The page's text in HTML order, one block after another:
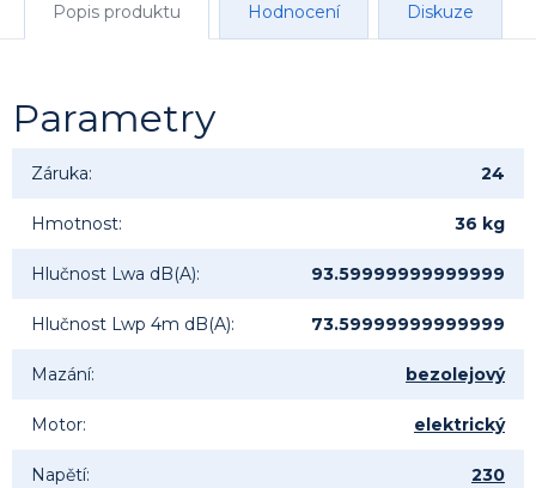
Popis produktu Hodnocení Diskuze
Parametry
Záruka: 24
Hmotnost: 36 kg
Hlučnost Lwa dB(A): 93.59999999999999
Hlučnost Lwp 4m dB(A): 73.59999999999999
Mazání: bezolejový
Motor: elektrický
Napětí: 230